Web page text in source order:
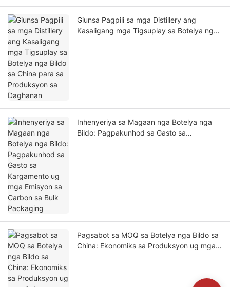
Giunsa Pagpili sa mga Distillery ang
Kasaligang mga Tigsuplay sa Botelya nga
Inhenyeriya sa Magaan nga Botelya nga
Bildo: Pagpakunhod sa Gasto sa
Pagsabot sa MOQ sa Botelya nga Bildo sa
China: Ekonomiks sa Produksyon ug mga